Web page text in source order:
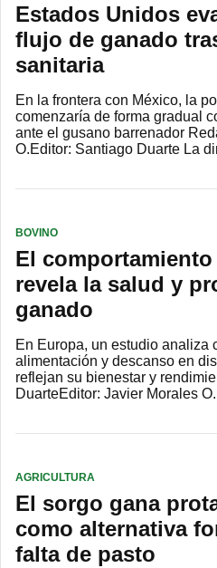
Estados Unidos
flujo de ganado
sanitaria
En la frontera con México, la
comenzaría de forma gradual
ante el gusano barrenador
O.Editor: Santiago Duarte La
BOVINO
El
revela la salud y
ganado
En Europa, un estudio analiza
alimentación y descanso en
reflejan su bienestar y
DuarteEditor: Javier Morales
AGRICULTURA
El sorgo gana
como alternativa
falta de pasto